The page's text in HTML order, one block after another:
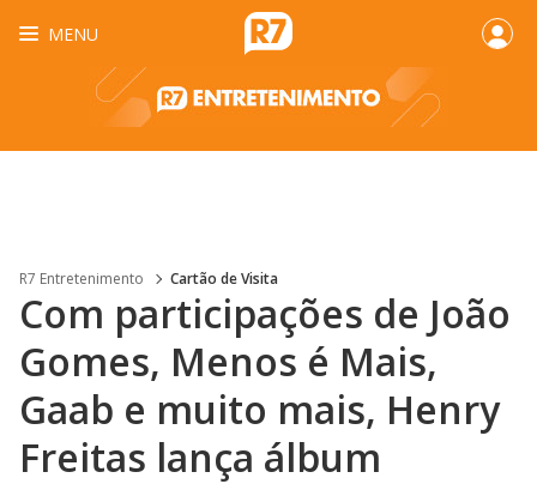
MENU
R7 Entretenimento Cartão de Visita
Com participações de João
Gomes, Menos é Mais,
Gaab e muito mais, Henry
Freitas lança álbum